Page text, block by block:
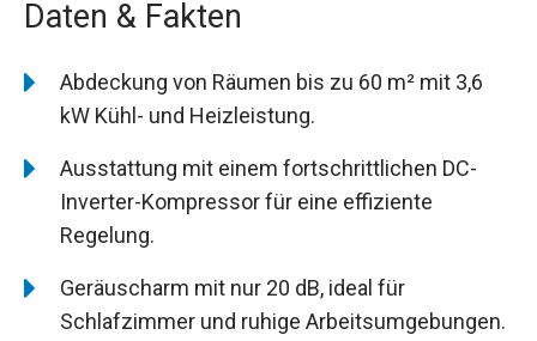
Daten & Fakten
Abdeckung von Räumen bis zu 60 m² mit 3,6
kW Kühl- und Heizleistung.
Ausstattung mit einem fortschrittlichen DC-
Inverter-Kompressor für eine effiziente
Regelung.
Geräuscharm mit nur 20 dB, ideal für
Schlafzimmer und ruhige Arbeitsumgebungen.